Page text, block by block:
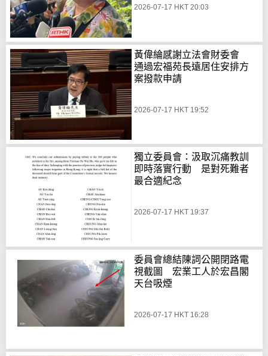
2026-07-17 HKT 20:03
黃偉綸感謝立法會財委會
通過宏福苑長遠居住安排方
案撥款申請
2026-07-17 HKT 19:52
獨立委員會：汲取沉痛教訓
即時落實行動 是對死難者
最合適紀念
2026-07-17 HKT 19:37
委員會總結陳詞公開閉路電
視截圖 宏業工人於宏昌閣
天台吸煙
2026-07-17 HKT 16:28